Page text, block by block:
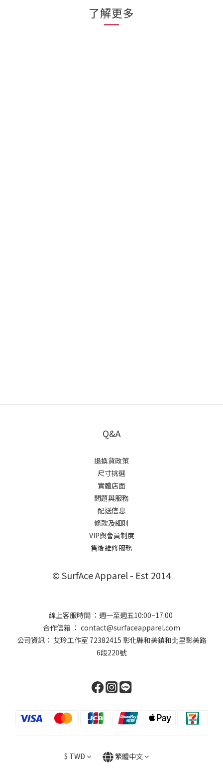
了解更多
Q&A
退換貨政策
尺寸挑選
實體店面
問題與服務
配送信息
條款及細則
VIP與會員制度
售後維修服務
© SurfAce Apparel - Est 2014
線上客服時間 ：週一至週五10:00~17:00
合作信箱 ： contact@surfaceapparel.com
公司資訊： 艾玲工作室 72382415 彰化縣和美鎮和北里彰美路
6段220號
$ TWD 繁體中文